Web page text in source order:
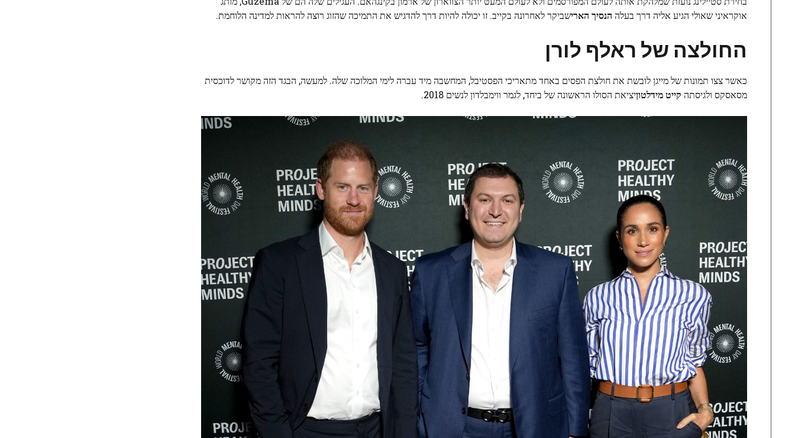
אוקראיני שאולי הגיע אליה דרך בעלה הנסיך הארישביקר לאחרונה בקייב. זו יכולה להיות דרך להדגיש את התמיכה שהזוג רוצה להראות למדינה הלוחמת.
החולצה של ראלף לורן
כאשר צצו תמונות של מייגן לובשת את חולצת הפסים באחד מתאריכי הפסטיבל, המחשבה מיד עברה לימי המלוכה שלה. למעשה, הבגד הזה מקושר לדוכסית
מסאסקס ולגיסתה קייט מידלטוןיציאת הסולו הראשונה של ביחד, לגמר ווימבלדון לנשים 2018.